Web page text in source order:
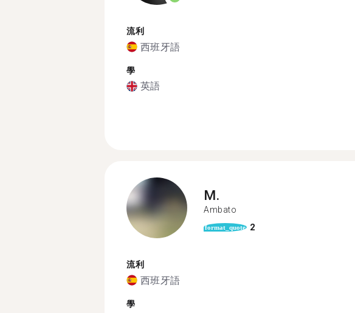
流利
西班牙語
學
英語
M.
Ambato
format_quote 2
流利
西班牙語
學